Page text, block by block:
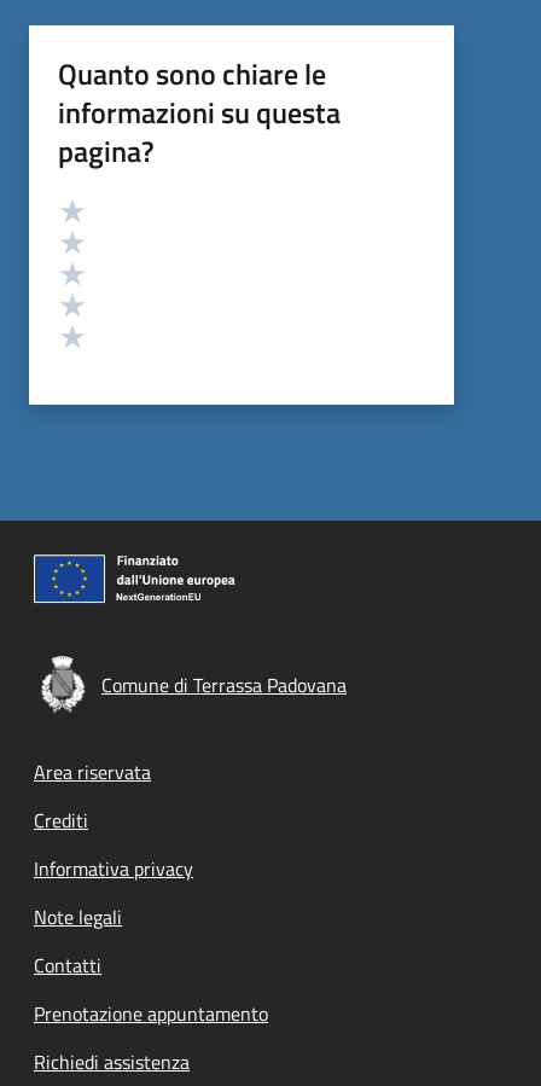
Quanto sono chiare le
informazioni su questa
pagina?
Valutazione
Comune di Terrassa Padovana
Footer menu
Area riservata
Crediti
Informativa privacy
Note legali
Contatti
Prenotazione appuntamento
Richiedi assistenza